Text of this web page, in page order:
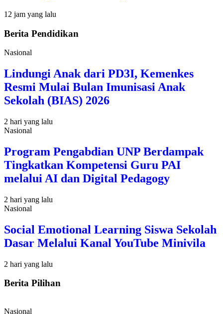
12 jam yang lalu
Berita Pendidikan
Nasional
Lindungi Anak dari PD3I, Kemenkes
Resmi Mulai Bulan Imunisasi Anak
Sekolah (BIAS) 2026
2 hari yang lalu
Nasional
Program Pengabdian UNP Berdampak
Tingkatkan Kompetensi Guru PAI
melalui AI dan Digital Pedagogy
2 hari yang lalu
Nasional
Social Emotional Learning Siswa Sekolah
Dasar Melalui Kanal YouTube Minivila
2 hari yang lalu
Berita Pilihan
Nasional